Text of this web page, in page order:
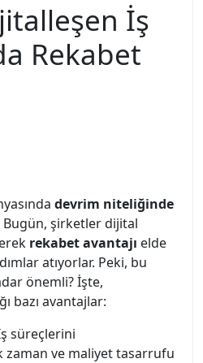
İş
Rekabet
devrim niteliğinde
Bugün, şirketler dijital
rekabet avantajı elde
atıyorlar. Peki, bu
önemli? İşte,
bazı avantajlar:
süreçlerini
ve maliyet tasarrufu